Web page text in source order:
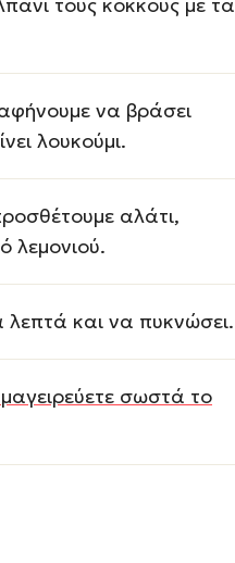
να βράσει
λουκούμι.
αλάτι,
λεμονιού.
λεπτά και να πυκνώσει.
σωστά το